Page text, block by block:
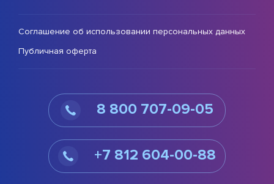
Соглашение об использовании персональных данных
Публичная оферта
8 800 707-09-05
+7 812 604-00-88